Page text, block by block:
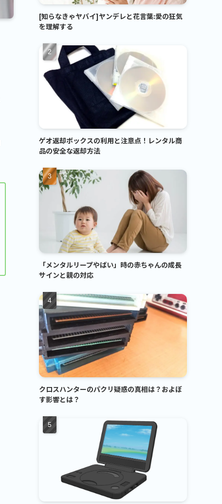
[知らなきゃヤバイ]ヤンデレと花言葉:愛の狂気
を理解する
ゲオ返却ボックスの利用と注意点！レンタル商
品の安全な返却方法
「メンタルリープやばい」時の赤ちゃんの成長
サインと親の対応
クロスハンターのパクリ疑惑の真相は？およぼ
す影響とは？